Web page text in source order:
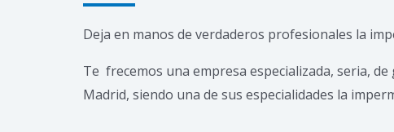
Deja en manos de verdaderos profesionales la
Te frecemos una empresa especializada, seria,
Madrid, siendo una de sus especialidades la